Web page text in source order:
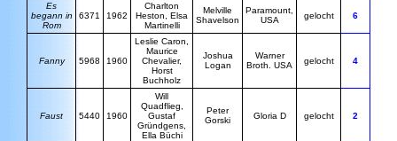
Es
begann in
Rom
6371 1962
Charlton
Heston, Elsa
Martinelli
Melville
Shavelson
Paramount,
USA
gelocht 6
Fanny 5968 1960
Leslie Caron,
Maurice
Chevalier,
Horst
Buchholz
Joshua
Logan
Warner
Broth. USA
gelocht 4
Faust 5440 1960
Will
Quadflieg,
Gustaf
Gründgens,
Ella Büchi
Peter
Gorski
Gloria D gelocht 2